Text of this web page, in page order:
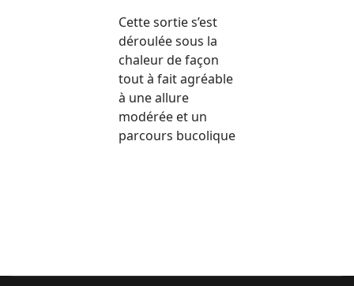
Cette sortie s’est
déroulée sous la
chaleur de façon
tout à fait agréable
à une allure
modérée et un
parcours bucolique